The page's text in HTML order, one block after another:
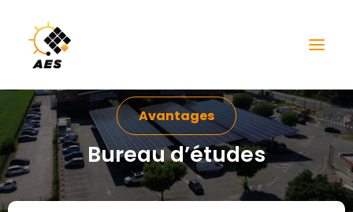
Avantages
Bureau d’études